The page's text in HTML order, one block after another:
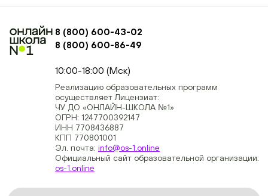
8 (800) 600-43-02
8 (800) 600-86-49
10:00-18:00 (Мск)
Реализацию образовательных программ
осуществляет Лицензиат:
ЧУ ДО «ОНЛАЙН-ШКОЛА №1»
ОГРН: 1247700392147
ИНН 7708436887
КПП 770801001
Эл. почта: info@os-1.online
Официальный сайт образовательной организации:
os-1.online